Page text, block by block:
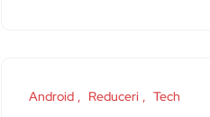
Android Reduceri Tech